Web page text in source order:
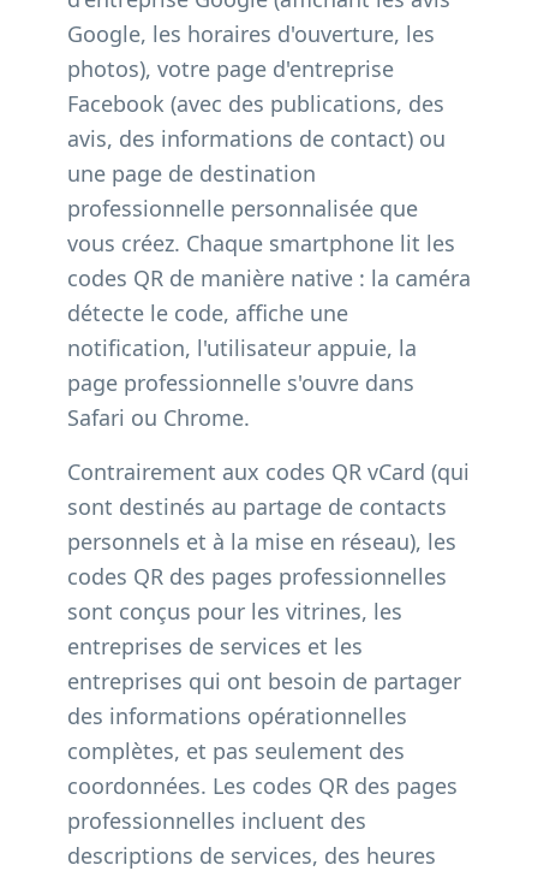
Google, les horaires d'ouverture, les
photos), votre page d'entreprise
Facebook (avec des publications, des
avis, des informations de contact) ou
une page de destination
professionnelle personnalisée que
vous créez. Chaque smartphone lit les
codes QR de manière native : la caméra
détecte le code, affiche une
notification, l'utilisateur appuie, la
page professionnelle s'ouvre dans
Safari ou Chrome.
Contrairement aux codes QR vCard (qui
sont destinés au partage de contacts
personnels et à la mise en réseau), les
codes QR des pages professionnelles
sont conçus pour les vitrines, les
entreprises de services et les
entreprises qui ont besoin de partager
des informations opérationnelles
complètes, et pas seulement des
coordonnées. Les codes QR des pages
professionnelles incluent des
descriptions de services, des heures